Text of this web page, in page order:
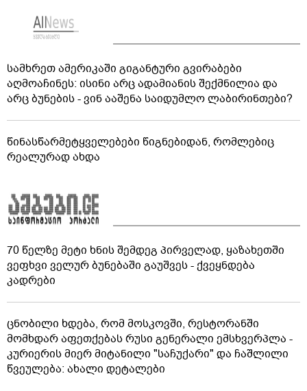
სამხრეთ ამერიკაში გიგანტური გვირაბები
აღმოაჩინეს: ისინი არც ადამიანის შექმნილია და
არც ბუნების - ვინ ააშენა საიდუმლო ლაბირინთები?
წინასწარმეტყველებები წიგნებიდან, რომლებიც
რეალურად ახდა
70 წელზე მეტი ხნის შემდეგ პირველად, ყაზახეთში
ვეფხვი ველურ ბუნებაში გაუშვეს - ქვეყნდება
კადრები
ცნობილი ხდება, რომ მოსკოვში, რესტორანში
მომხდარ აფეთქებას რუსი გენერალი ემსხვერპლა -
კურიერის მიერ მიტანილი "საჩუქარი" და ჩაშლილი
წვეულება: ახალი დეტალები